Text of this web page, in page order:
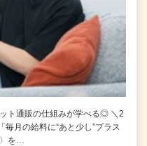
ト通販の仕組みが学べる◎ ＼2
月の給料に“あと少し”プラス
を…